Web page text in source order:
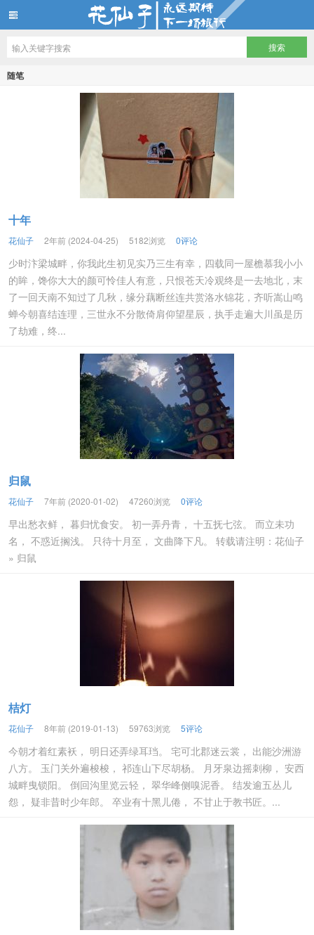
花仙子
随笔
十年
花仙子 2年前 (2024-04-25) 5182浏览 0评论
少时汴梁城畔，你我此生初见实乃三生有幸，四载同一屋檐慕我小小
的眸，馋你大大的颜可怜佳人有意，只恨苍天冷观终是一去地北，末
了一回天南不知过了几秋，缘分藕断丝连共赏洛水锦花，齐听嵩山鸣
蝉今朝喜结连理，三世永不分散倚肩仰望星辰，执手走遍大川虽是历
了劫难，终...
归鼠
花仙子 7年前 (2020-01-02) 47260浏览 0评论
早出愁衣鲜， 暮归忧食安。 初一弄丹青， 十五抚七弦。 而立未功
名， 不惑近搁浅。 只待十月至， 文曲降下凡。 转载请注明：花仙子
» 归鼠
桔灯
花仙子 8年前 (2019-01-13) 59763浏览 5评论
今朝才着红素袄， 明日还弄绿耳珰。 宅可北郡迷云裳， 出能沙洲游
八方。 玉门关外遍梭梭， 祁连山下尽胡杨。 月牙泉边摇刺柳， 安西
城畔曳锁阳。 倒回沟里览云轻， 翠华峰侧嗅泥香。 结发逾五丛儿
怨， 疑非昔时少年郎。 卒业有十黑儿倦， 不甘止于教书匠。...